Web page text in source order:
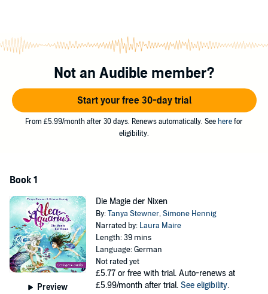
Simone Henning gibt es die spannenden Meermädchen-Abenteuer
rund um Alea, Sammy und Lennox nun auch für Hörerinnen und
Hörer ab 5 Jahren.
©2018 Verlag Friedrich Oetinger GmbH, Hamburg (P)2018 Oetinger
Media GmbH, Hamburg, ein Unternehmen der Verlagsgruppe
Oetinger
Not an Audible member?
Start your free 30-day trial
From £5.99/month after 30 days. Renews automatically. See here for
eligibility.
Book 1
Preview
Die Magie der Nixen
By:Tanya Stewner,Simone Hennig
Narrated by: Laura Maire
Length: 39 mins
Language: German
Not rated yet
£5.77 or free with trial. Auto-renews at
£5.99/month after trial. See eligibility.